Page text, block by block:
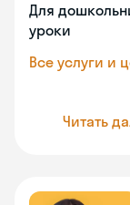
Для
уроки
Все услуги и
Читать